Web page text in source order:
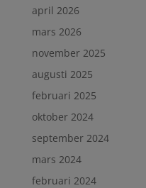
april 2026
mars 2026
november 2025
augusti 2025
februari 2025
oktober 2024
september 2024
mars 2024
februari 2024